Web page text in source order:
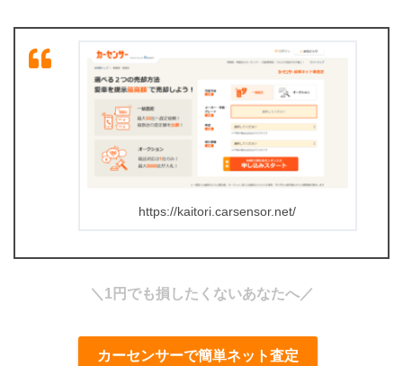
https://kaitori.carsensor.net/
＼1円でも損したくないあなたへ／
カーセンサーで簡単ネット査定